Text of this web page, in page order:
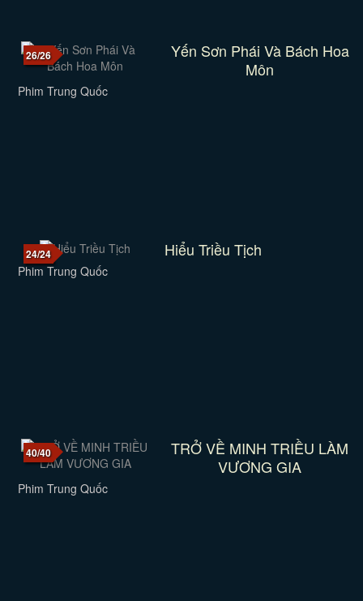
26/26
Yến Sơn Phái Và Bách Hoa
Môn
Phim Trung Quốc
24/24 Hiểu Triều Tịch
Phim Trung Quốc
40/40
TRỞ VỀ MINH TRIỀU LÀM
VƯƠNG GIA
Phim Trung Quốc